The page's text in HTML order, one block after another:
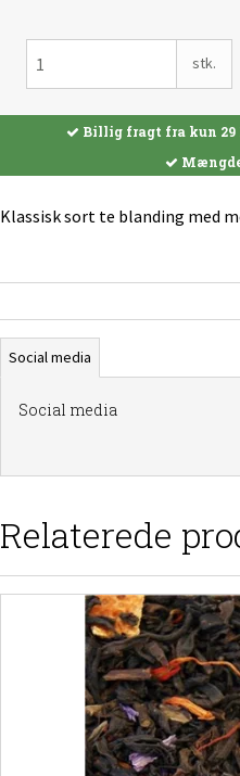
stk.
Billig fragt fra kun 29
Klassisk sort te blanding med
Social media
Social media
Relaterede